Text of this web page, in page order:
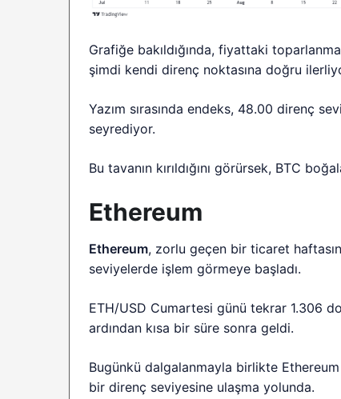
Grafiğe bakıldığında, fiyattaki
şimdi kendi direnç noktasına doğru
Yazım sırasında endeks, 48.00 direnç
seyrediyor.
Bu tavanın kırıldığını görürsek, BTC
Ethereum
Ethereum, zorlu geçen bir ticaret
seviyelerde işlem görmeye başladı.
ETH/USD Cumartesi günü tekrar 1.306
ardından kısa bir süre sonra geldi.
Bugünkü dalgalanmayla birlikte
bir direnç seviyesine ulaşma yolunda.